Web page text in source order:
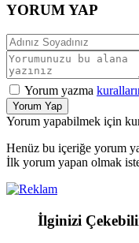
YORUM YAP
Yorum yazma
Yorum Yap
Yorum yapabilmek için
Henüz bu içeriğe yorum
İlk yorum yapan olmak
İlginizi